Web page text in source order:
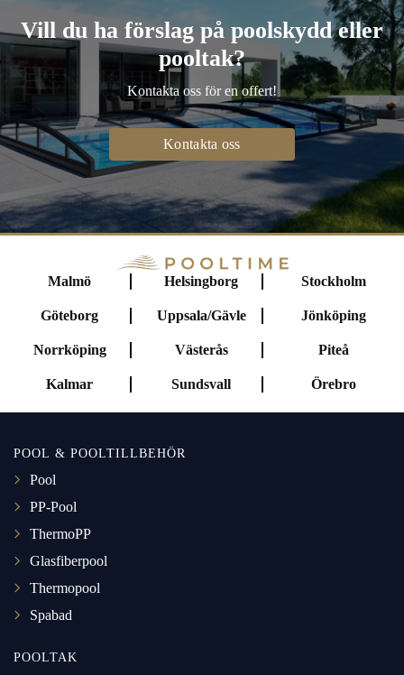
Vill du ha förslag på poolskydd eller
pooltak?​
Kontakta oss för en offert!
Kontakta oss
Malmö Helsingborg Stockholm
Göteborg Uppsala/Gävle Jönköping
Norrköping Västerås Piteå
Kalmar Sundsvall Örebro
POOL & POOLTILLBEHÖR
Pool
PP-Pool
ThermoPP
Glasfiberpool
Thermopool
Spabad
POOLTAK